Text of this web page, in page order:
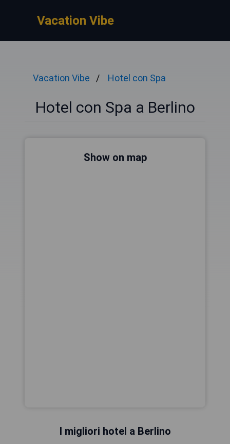
Vacation Vibe
Vacation Vibe Hotel con Spa
Hotel con Spa a Berlino
Show on map
I migliori hotel a Berlino